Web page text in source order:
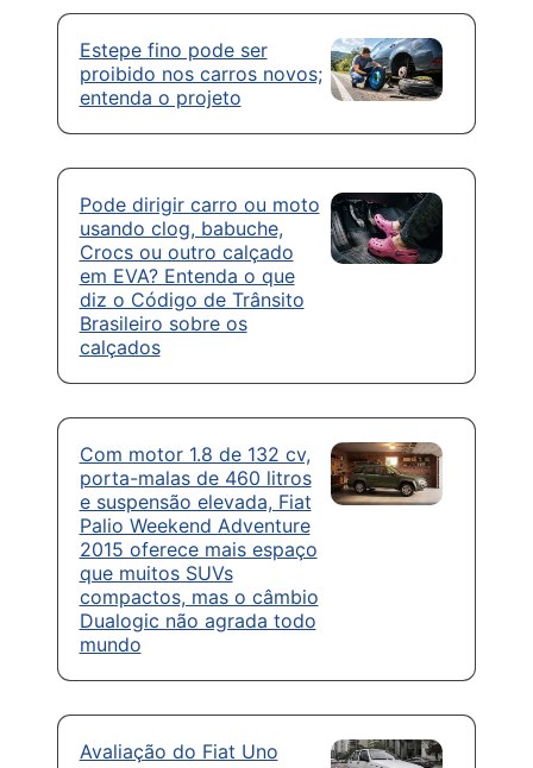
Estepe fino pode ser
proibido nos carros novos;
entenda o projeto
Pode dirigir carro ou moto
usando clog, babuche,
Crocs ou outro calçado
em EVA? Entenda o que
diz o Código de Trânsito
Brasileiro sobre os
calçados
Com motor 1.8 de 132 cv,
porta-malas de 460 litros
e suspensão elevada, Fiat
Palio Weekend Adventure
2015 oferece mais espaço
que muitos SUVs
compactos, mas o câmbio
Dualogic não agrada todo
mundo
Avaliação do Fiat Uno